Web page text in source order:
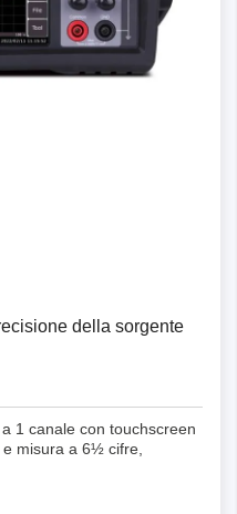
della sorgente
1 canale con touchscreen
misura a 6½ cifre,